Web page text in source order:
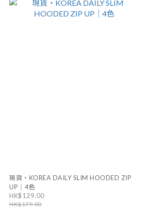
現貨・KOREA DAILY SLIM HOODED ZIP
UP｜4色
HK$129.00
HK$179.00